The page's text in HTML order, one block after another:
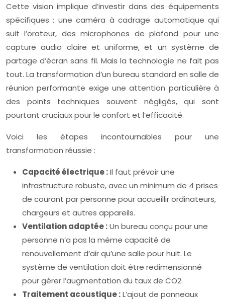
Cette vision implique d’investir dans des équipements
spécifiques : une caméra à cadrage automatique qui
suit l’orateur, des microphones de plafond pour une
capture audio claire et uniforme, et un système de
partage d’écran sans fil. Mais la technologie ne fait pas
tout. La transformation d’un bureau standard en salle de
réunion performante exige une attention particulière à
des points techniques souvent négligés, qui sont
pourtant cruciaux pour le confort et l’efficacité.
Voici les étapes incontournables pour une
transformation réussie :
Capacité électrique :Il faut prévoir une
infrastructure robuste, avec un minimum de 4 prises
de courant par personne pour accueillir ordinateurs,
chargeurs et autres appareils.
Ventilation adaptée :Un bureau conçu pour une
personne n’a pas la même capacité de
renouvellement d’air qu’une salle pour huit. Le
système de ventilation doit être redimensionné
pour gérer l’augmentation du taux de CO2.
Traitement acoustique :L’ajout de panneaux